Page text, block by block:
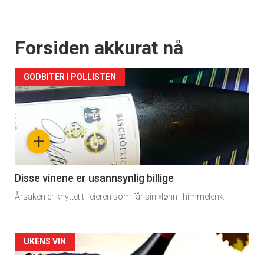
Forsiden akkurat nå
+
GODBITER I POLLISTEN
Disse vinene er usannsynlig billige
Årsaken er knyttet til eieren som får sin «lønn i himmelen».
Forsiden
UKENS VIN